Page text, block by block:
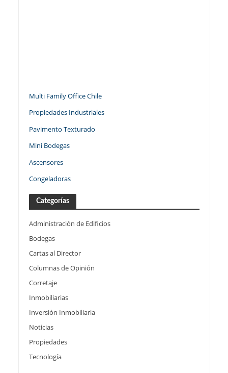
Multi Family Office Chile
Propiedades Industriales
Pavimento Texturado
Mini Bodegas
Ascensores
Congeladoras
Categorías
Administración de Edificios
Bodegas
Cartas al Director
Columnas de Opinión
Corretaje
Inmobiliarias
Inversión Inmobiliaria
Noticias
Propiedades
Tecnología